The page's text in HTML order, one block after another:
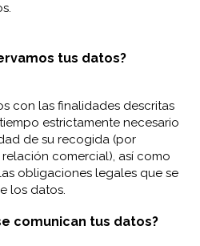
tus datos?
con las finalidades descritas
estrictamente necesario
de su recogida (por
comercial), así como
obligaciones legales que se
los datos.
comunican tus datos?